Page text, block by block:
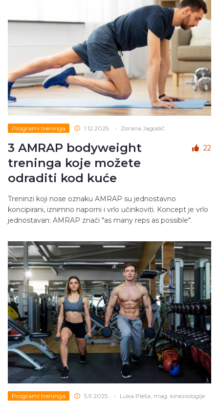
Programi treninga 1.12.2025. • Zorana Jagodić
3 AMRAP bodyweight
treninga koje možete
odraditi kod kuće
22
Treninzi koji nose oznaku AMRAP su jednostavno
koncipirani, iznimno naporni i vrlo učinkoviti. Koncept je vrlo
jednostavan: AMRAP znači "as many reps as possible".
Programi treninga 5.9.2025. • Luka Pleša, mag. kineziologije